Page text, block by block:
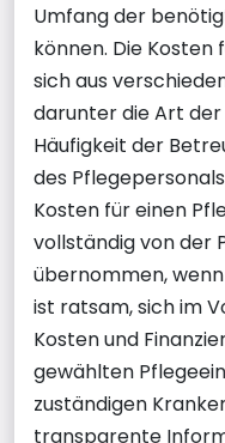
Umfang der
können. Die
sich aus
darunter die Art der
Häufigkeit der
des
Kosten für einen
vollständig von der
übernommen,
ist ratsam, sich im
Kosten und
gewählten
zuständigen
transparente